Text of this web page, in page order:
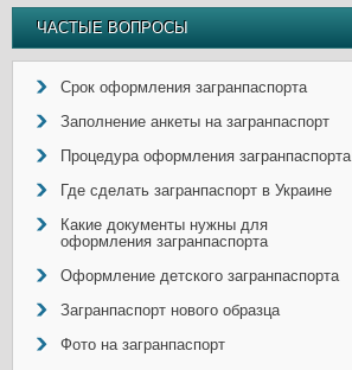
ЧАСТЫЕ ВОПРОСЫ
Срок оформления загранпаспорта
Заполнение анкеты на загранпаспорт
Процедура оформления загранпаспорта
Где сделать загранпаспорт в Украине
Какие документы нужны для
оформления загранпаспорта
Оформление детского загранпаспорта
Загранпаспорт нового образца
Фото на загранпаспорт